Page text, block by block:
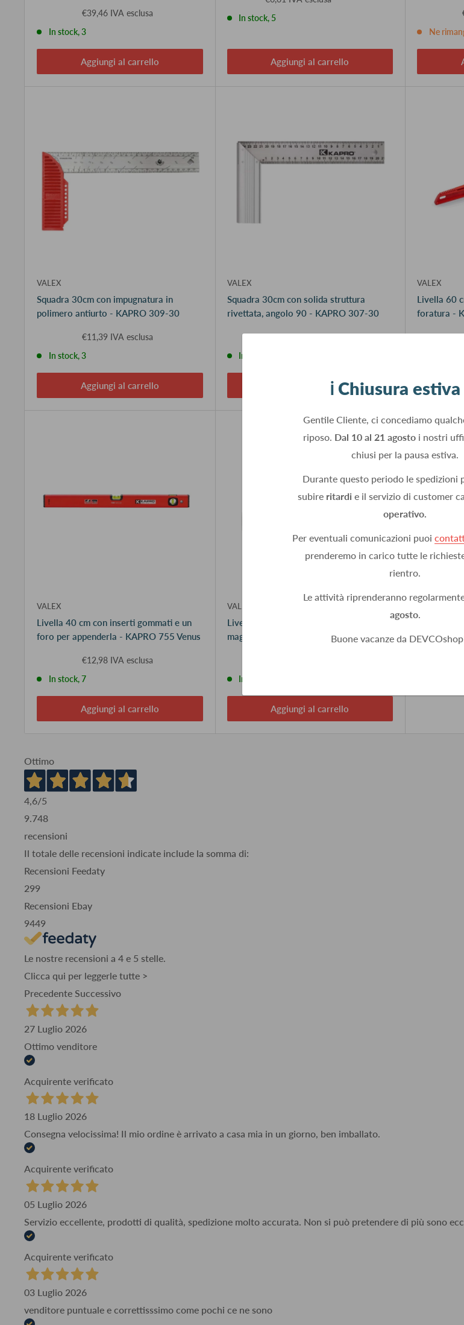
ℹ️ Chiusura
Gentile Cliente, ci concediamo
riposo. Dal 10 al 21 agostoi nostri
chiusi per la pausa estiva.
Durante questo periodo le spedizioni
subire ritardi e il servizio di customer
operativo.
Per eventuali comunicazioni puoi
prenderemo in carico tutte le
rientro.
Le attività riprenderanno
agosto.
Buone vacanze da
€39,46 IVA esclusa
In stock, 3
Aggiungi al carrello
In stock, 5
Aggiungi al carrello
Ne
VALEX
Squadra 30cm con impugnatura in
polimero antiurto - KAPRO 309-30
€11,39 IVA esclusa
In stock, 3
Aggiungi al carrello
VALEX
Squadra 30cm con solida struttura
rivettata, angolo 90 - KAPRO 307-30
€10,47 IVA esclusa
In stock, 5
Aggiungi al carrello
VALEX
Livella 60
foratura -
VALEX
Livella 40 cm con inserti gommati e un
foro per appenderla - KAPRO 755 Venus
€12,98 IVA esclusa
In stock, 7
Aggiungi al carrello
VALEX
Livella 23 cm con 3 fiale cilindriche, base
magnetica KAPRO Valex 227-08C
In stock, 10
Aggiungi al carrello
Ottimo
4,6/5
9.748
recensioni
Il totale delle recensioni indicate include la somma di:
Recensioni Feedaty
299
Recensioni Ebay
9449
Le nostre recensioni a 4 e 5 stelle.
Clicca qui per leggerle tutte >
Precedente Successivo
27 Luglio 2026
Ottimo venditore
Acquirente verificato
18 Luglio 2026
Consegna velocissima! Il mio ordine è arrivato a casa mia in un giorno, ben imballato.
Acquirente verificato
05 Luglio 2026
Servizio eccellente, prodotti di qualità, spedizione molto accurata. Non si può pretendere di più sono
Acquirente verificato
03 Luglio 2026
venditore puntuale e correttisssimo come pochi ce ne sono